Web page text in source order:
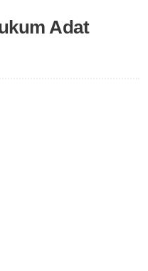
Adat